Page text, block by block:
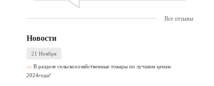
Все отзывы
Новости
21 Ноября
В разделе сельскохозяйственные товары по лучшим ценам
2024года!